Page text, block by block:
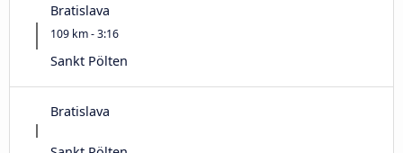
Bratislava
109 km - 3:16
Sankt Pölten
Bratislava